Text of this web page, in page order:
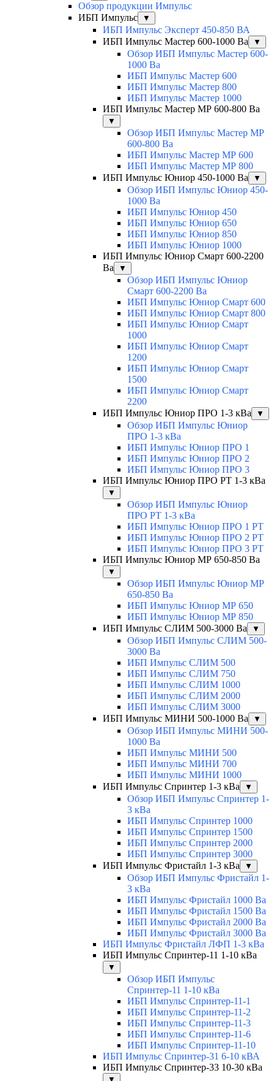
Обзор продукции Импульс
ИБП Импульс
▼
ИБП Импульс Эксперт 450-850 ВА
ИБП Импульс Мастер 600-1000 Ва
▼
Обзор ИБП Импульс Мастер 600-
1000 Ва
ИБП Импульс Мастер 600
ИБП Импульс Мастер 800
ИБП Импульс Мастер 1000
ИБП Импульс Мастер МР 600-800 Ва
▼
Обзор ИБП Импульс Мастер МР
600-800 Ва
ИБП Импульс Мастер МР 600
ИБП Импульс Мастер МР 800
ИБП Импульс Юниор 450-1000 Ва
▼
Обзор ИБП Импульс Юниор 450-
1000 Ва
ИБП Импульс Юниор 450
ИБП Импульс Юниор 650
ИБП Импульс Юниор 850
ИБП Импульс Юниор 1000
ИБП Импульс Юниор Смарт 600-2200
Ва
▼
Обзор ИБП Импульс Юниор
Смарт 600-2200 Ва
ИБП Импульс Юниор Смарт 600
ИБП Импульс Юниор Смарт 800
ИБП Импульс Юниор Смарт
1000
ИБП Импульс Юниор Смарт
1200
ИБП Импульс Юниор Смарт
1500
ИБП Импульс Юниор Смарт
2200
ИБП Импульс Юниор ПРО 1-3 кВа
▼
Обзор ИБП Импульс Юниор
ПРО 1-3 кВа
ИБП Импульс Юниор ПРО 1
ИБП Импульс Юниор ПРО 2
ИБП Импульс Юниор ПРО 3
ИБП Импульс Юниор ПРО РТ 1-3 кВа
▼
Обзор ИБП Импульс Юниор
ПРО РТ 1-3 кВа
ИБП Импульс Юниор ПРО 1 РТ
ИБП Импульс Юниор ПРО 2 РТ
ИБП Импульс Юниор ПРО 3 РТ
ИБП Импульс Юниор МР 650-850 Ва
▼
Обзор ИБП Импульс Юниор МР
650-850 Ва
ИБП Импульс Юниор МР 650
ИБП Импульс Юниор МР 850
ИБП Импульс СЛИМ 500-3000 Ва
▼
Обзор ИБП Импульс СЛИМ 500-
3000 Ва
ИБП Импульс СЛИМ 500
ИБП Импульс СЛИМ 750
ИБП Импульс СЛИМ 1000
ИБП Импульс СЛИМ 2000
ИБП Импульс СЛИМ 3000
ИБП Импульс МИНИ 500-1000 Ва
▼
Обзор ИБП Импульс МИНИ 500-
1000 Ва
ИБП Импульс МИНИ 500
ИБП Импульс МИНИ 700
ИБП Импульс МИНИ 1000
ИБП Импульс Спринтер 1-3 кВа
▼
Обзор ИБП Импульс Спринтер 1-
3 кВа
ИБП Импульс Спринтер 1000
ИБП Импульс Спринтер 1500
ИБП Импульс Спринтер 2000
ИБП Импульс Спринтер 3000
ИБП Импульс Фристайл 1-3 кВа
▼
Обзор ИБП Импульс Фристайл 1-
3 кВа
ИБП Импульс Фристайл 1000 Ва
ИБП Импульс Фристайл 1500 Ва
ИБП Импульс Фристайл 2000 Ва
ИБП Импульс Фристайл 3000 Ва
ИБП Импульс Фристайл ЛФП 1-3 кВа
ИБП Импульс Спринтер-11 1-10 кВа
▼
Обзор ИБП Импульс
Спринтер-11 1-10 кВа
ИБП Импульс Спринтер-11-1
ИБП Импульс Спринтер-11-2
ИБП Импульс Спринтер-11-3
ИБП Импульс Спринтер-11-6
ИБП Импульс Спринтер-11-10
ИБП Импульс Спринтер-31 6-10 кВА
ИБП Импульс Спринтер-33 10-30 кВа